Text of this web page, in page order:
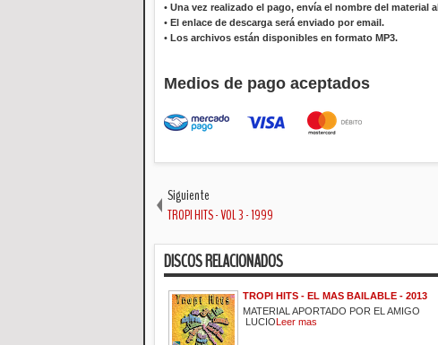
• Una vez realizado el pago, envía el nombre del material
• El enlace de descarga será enviado por email.
• Los archivos están disponibles en formato MP3.
Medios de pago aceptados
Siguiente
TROPI HITS - VOL 3 - 1999
DISCOS RELACIONADOS
TROPI HITS - EL MAS BAILABLE - 2013
MATERIAL APORTADO POR EL AMIGO
LUCIOLeer mas